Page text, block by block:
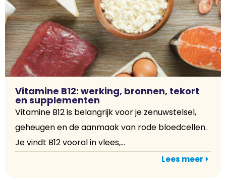
Vitamine B12: werking, bronnen, tekort
en supplementen
Vitamine B12 is belangrijk voor je zenuwstelsel,
geheugen en de aanmaak van rode bloedcellen.
Je vindt B12 vooral in vlees,...
Lees meer